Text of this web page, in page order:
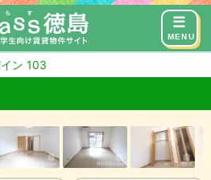
MENU
お問い合わせ
ン 103